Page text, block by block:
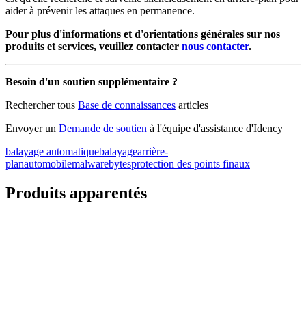
aider à prévenir les attaques en permanence.
Pour plus d'informations et d'orientations générales sur nos
produits et services, veuillez contacter nous contacter.
Besoin d'un soutien supplémentaire ?
Rechercher tous Base de connaissances articles
Envoyer un Demande de soutien à l'équipe d'assistance d'Idency
balayage automatiquebalayagearrière-
planautomobilemalwarebytesprotection des points finaux
Produits apparentés